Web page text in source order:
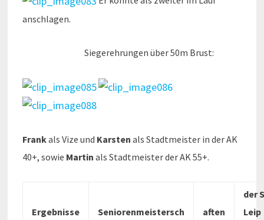
anschlagen.
Siegerehrungen über 50m Brust:
Frankals Vize und Karsten als Stadtmeister in der AK
40+, sowie Martin als Stadtmeister der AK 55+.
Ergebnisse Seniorenmeistersch aften
der
Leip